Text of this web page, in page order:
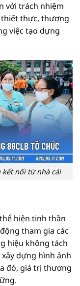
với trách nhiệm
thực, thương
việc tạo dựng
nối từ nhà cái
hiện tinh thần
tham gia các
hiệu không tách
dựng hình ảnh
đó, giá trị thương